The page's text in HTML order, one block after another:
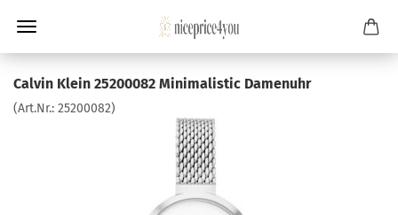
Calvin Klein 25200082 Minimalistic Damenuhr
(Art.Nr.: 25200082)